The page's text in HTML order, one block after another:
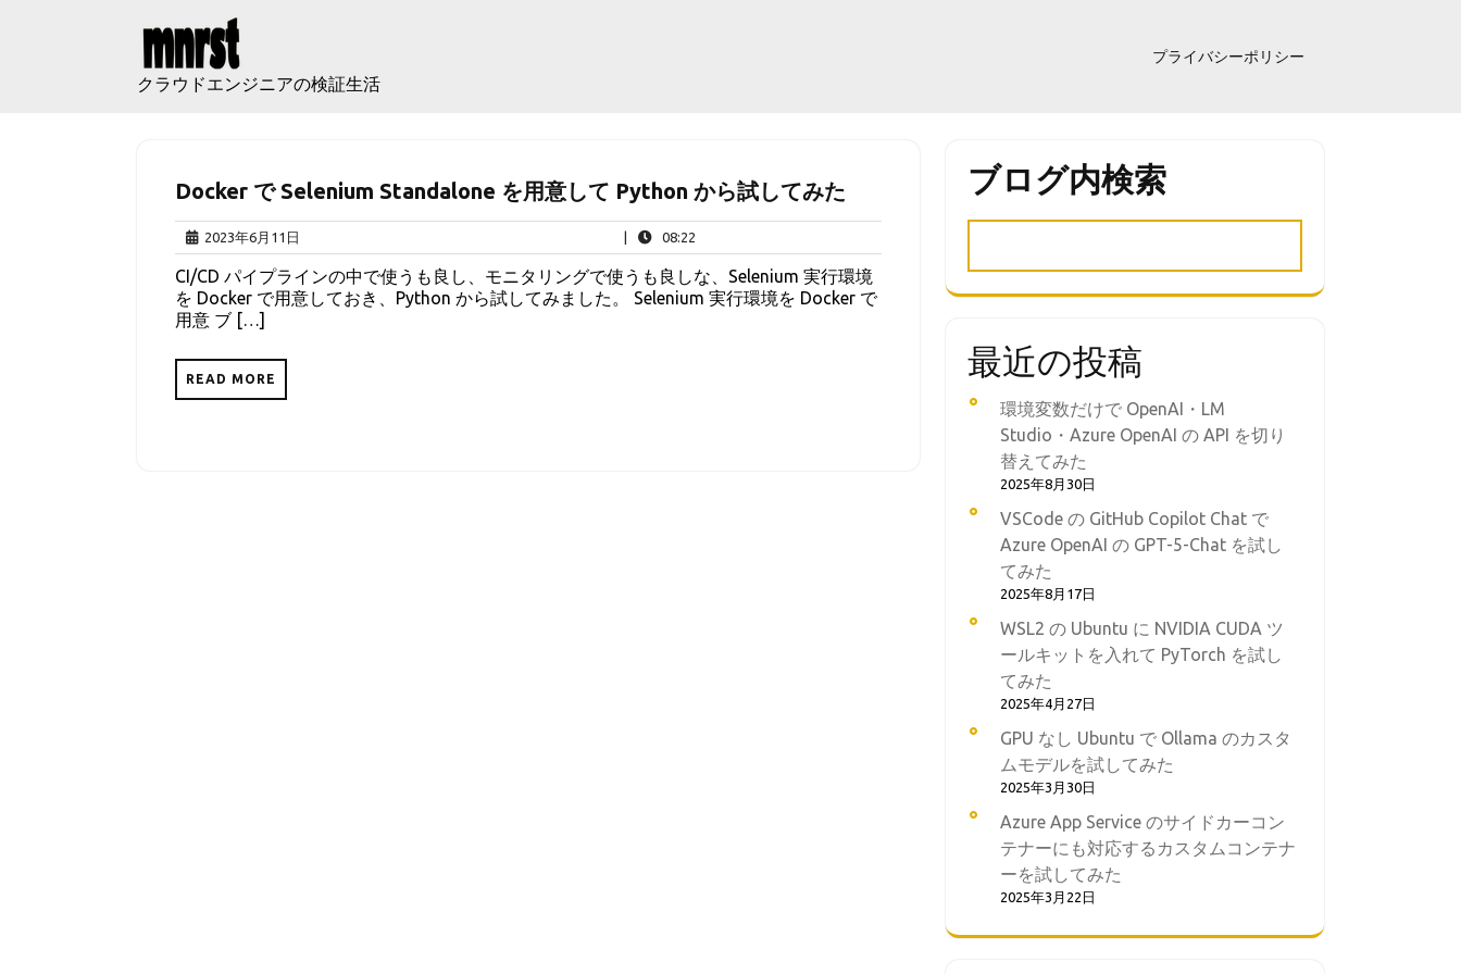
クラウドエンジニアの検証生活
プライバシーポリシー
Docker で Selenium Standalone を用意して Python から試してみた
2023年6月11日
年
6
月
08:22
CI/CD パイプラインの中で使うも良し、モニタリングで使うも良しな、Selenium 実行環境
を Docker で用意しておき、Python から試してみました。 Selenium 実行環境を Docker で
用意 ブ […]
READ MORE
ブログ内検索
最近の投稿
環境変数だけで OpenAI・LM
Studio・Azure OpenAI の API を切り
替えてみた
2025年8月30日
VSCode の GitHub Copilot Chat で
Azure OpenAI の GPT-5-Chat を試し
てみた
2025年8月17日
WSL2 の Ubuntu に NVIDIA CUDA ツ
ールキットを入れて PyTorch を試し
てみた
2025年4月27日
GPU なし Ubuntu で Ollama のカスタ
ムモデルを試してみた
2025年3月30日
Azure App Service のサイドカーコン
テナーにも対応するカスタムコンテナ
ーを試してみた
2025年3月22日